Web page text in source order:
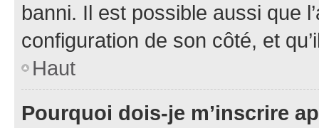
banni. Il est possible aussi que
configuration de son côté, et
Haut
Pourquoi dois-je m’inscrire